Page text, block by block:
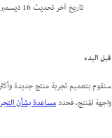
تاريخ آخر تحديث16 ديسمبر 2024
قبل البدء
سنقوم بتعميم تجربة منتج جديدة
واجهة المنتج، فحددمساعدة بشأن